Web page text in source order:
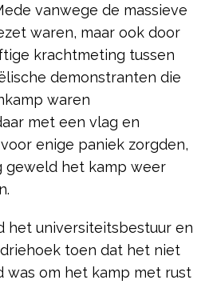
vanwege de massieve
waren, maar ook door
krachtmeting tussen
demonstranten die
waren
met een vlag en
enige paniek zorgden,
geweld het kamp weer
het universiteitsbestuur en
toen dat het niet
was om het kamp met rust